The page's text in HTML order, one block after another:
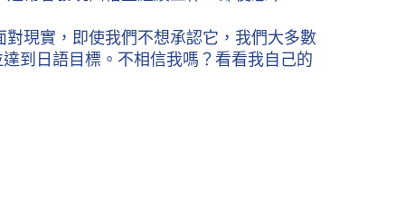
現實，即使我們不想承認它，我們大多數
到日語目標。不相信我嗎？看看我自己的